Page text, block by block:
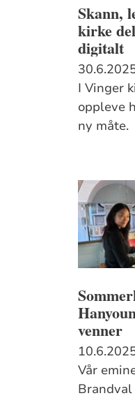
Skann,
kirke
digitalt
I Vinger
oppleve
ny måte.
venner
Vår